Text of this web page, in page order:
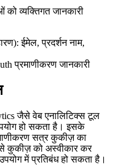
को व्यक्तिगत जानकारी
ईमेल, प्रदर्शन नाम,
प्रमाणीकरण जानकारी
जैसे वेब एनालिटिक्स टूल
हो सकता है। इसके
सत्र कुकीज़ का
कुकीज़ को अस्वीकार कर
में प्रतिबंध हो सकता है।